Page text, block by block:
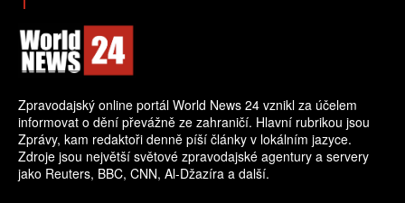
Zpravodajský online portál World News 24 vznikl za účelem
informovat o dění převážně ze zahraničí. Hlavní rubrikou jsou
Zprávy, kam redaktoři denně píší články v lokálním jazyce.
Zdroje jsou největší světové zpravodajské agentury a servery
jako Reuters, BBC, CNN, Al-Džazíra a další.